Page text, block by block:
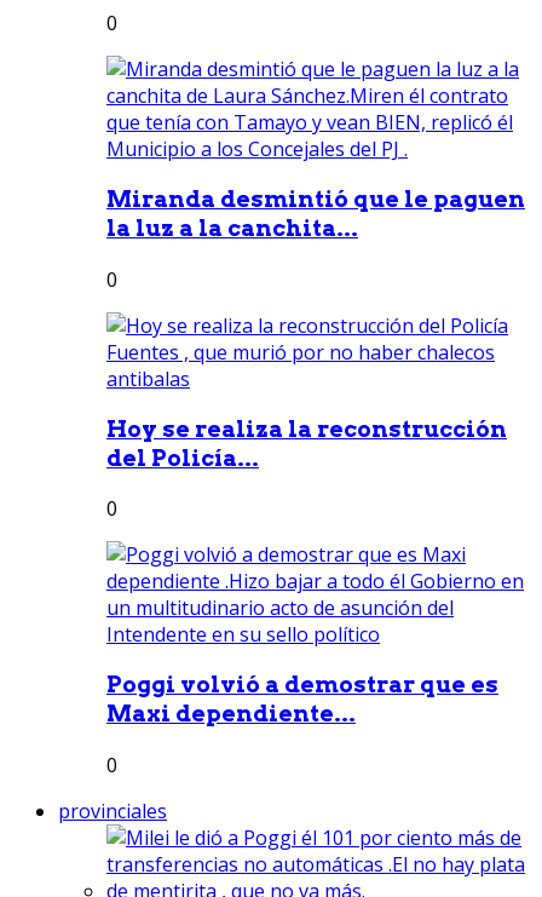
0
Miranda desmintió que le paguen
la luz a la canchita...
0
Hoy se realiza la reconstrucción
del Policía...
0
Poggi volvió a demostrar que es
Maxi dependiente...
0
provinciales